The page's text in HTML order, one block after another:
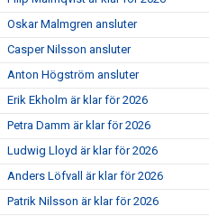
Oskar Malmgren ansluter
Casper Nilsson ansluter
Anton Högström ansluter
Erik Ekholm är klar för 2026
Petra Damm är klar för 2026
Ludwig Lloyd är klar för 2026
Anders Löfvall är klar för 2026
Patrik Nilsson är klar för 2026